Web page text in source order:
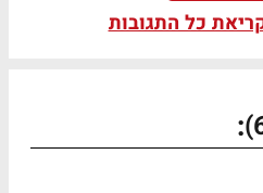
כל התגובות
: